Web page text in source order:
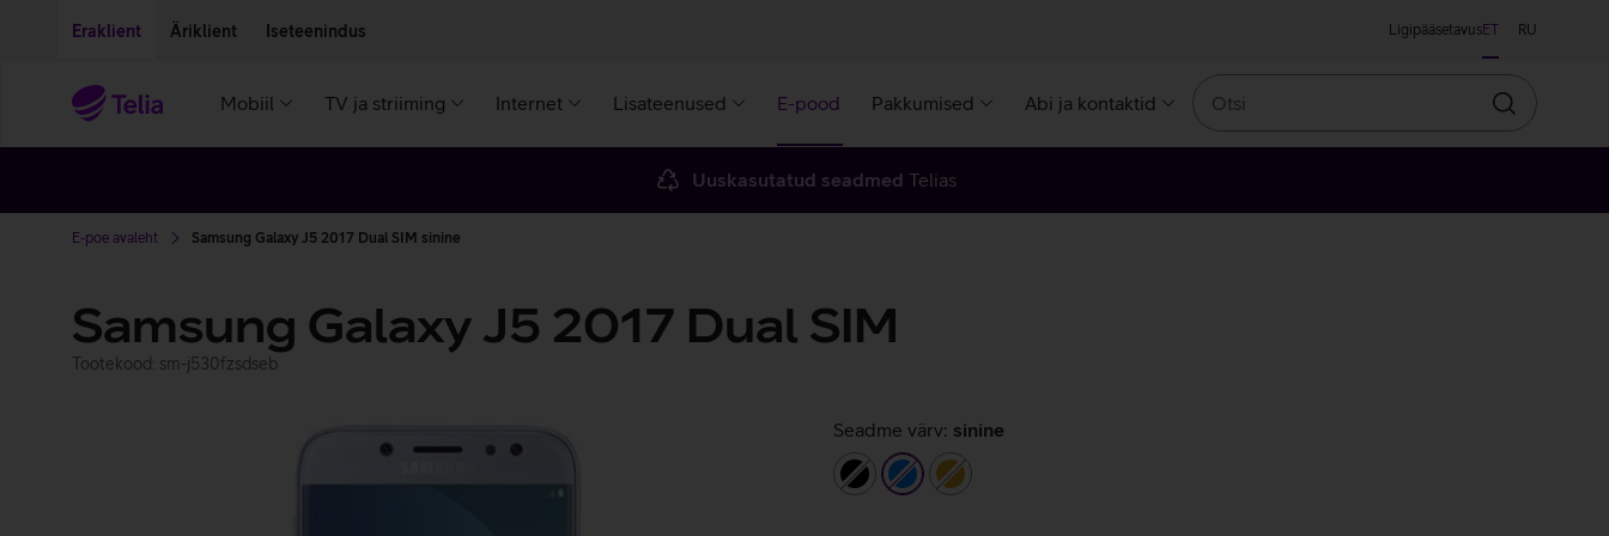
Eraklient Äriklient Iseteenindus LigipääsetavusET RU
Mobiil TV ja striiming Internet Lisateenused E-pood Pakkumised Abi ja kontaktid
Otsin
Uuskasutatud seadmed Telias
E-poe avaleht Samsung Galaxy J5 2017 Dual SIM sinine
Samsung Galaxy J5 2017 Dual SIM
Tootekood: sm-j530fzsdseb
Seadme värv: sinine
mustsininekuldne